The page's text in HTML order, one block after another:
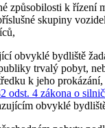
způsobilosti k řízení
skupiny
obvyklé bydliště
trvalý pobyt,
k jeho
odst. 4 zákona o
obvyklé